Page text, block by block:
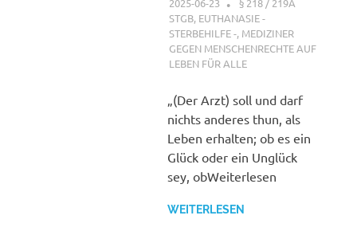
STGB, EUTHANASIE -
STERBEHILFE -, MEDIZINER
GEGEN MENSCHENRECHTE AUF
LEBEN FÜR ALLE
„(Der Arzt) soll und darf
nichts anderes thun, als
Leben erhalten; ob es ein
Glück oder ein Unglück
sey, obWeiterlesen
WEITERLESEN